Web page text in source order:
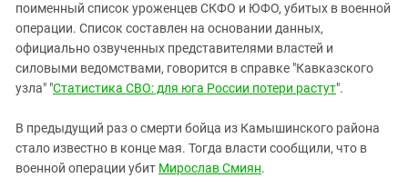
поименный список уроженцев СКФО и ЮФО, убитых в военной
операции. Список составлен на основании данных,
официально озвученных представителями властей и
силовыми ведомствами, говорится в справке "Кавказского
узла" "Статистика СВО: для юга России потери растут".
В предыдущий раз о смерти бойца из Камышинского района
стало известно в конце мая. Тогда власти сообщили, что в
военной операции убит Мирослав Смиян.